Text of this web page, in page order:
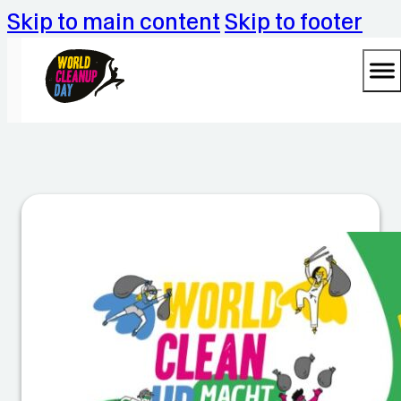
Skip to main content Skip to footer
C
D